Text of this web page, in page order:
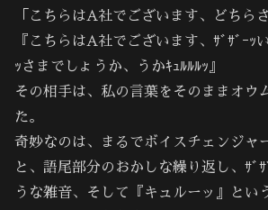
「こちらはA社でございます、どちら
『こちらはA社でございます、ｻﾞｻﾞｰｯ
ｯさまでしょうか、うかｷｭﾙﾙﾙｯ』
その相手は、私の言葉をそのままオウ
た。
奇妙なのは、まるでボイスチェンジャ
と、語尾部分のおかしな繰り返し、ｻﾞ
うな雑音、そして『キュルーッ』とい